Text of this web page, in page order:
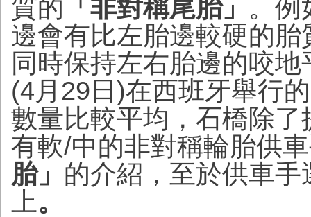
質的 「非對稱尾胎」 。例
邊會有比左胎邊較硬的
同時保持左右胎邊的咬
(4月29日)在西班牙舉行
數量比較平均，石橋除
有軟/中的非對稱輪胎供
胎」 的介紹，至於供車
上。